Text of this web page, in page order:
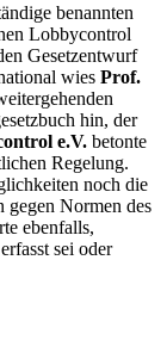
benannten
Lobbycontrol
Gesetzentwurf
wies Prof.
hin, der
e.V. betonte
Regelung.
noch die
gegen Normen des
ebenfalls,
sei oder